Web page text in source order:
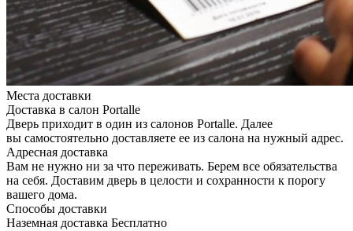
Места доставки
Доставка в салон Portalle
Дверь приходит в один из салонов Portalle. Далее
вы самостоятельно доставляете ее из салона на нужный адрес.
Адресная доставка
Вам не нужно ни за что переживать. Берем все обязательства
на себя. Доставим дверь в целости и сохранности к порогу
вашего дома.
Способы доставки
Наземная доставка Бесплатно